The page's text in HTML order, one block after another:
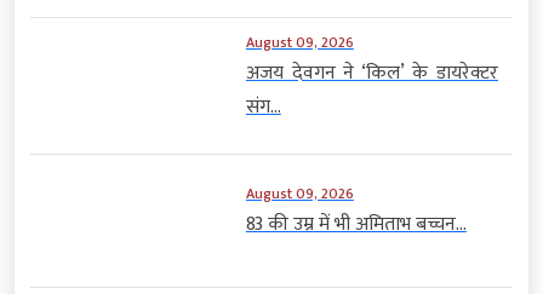
August 09, 2026
अजय देवगन ने ‘किल’ के डायरेक्टर
संग...
August 09, 2026
83 की उम्र में भी अमिताभ बच्चन...